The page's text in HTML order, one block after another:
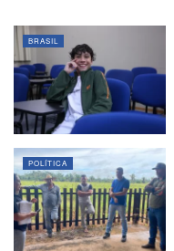
BRASIL
POLÍTICA